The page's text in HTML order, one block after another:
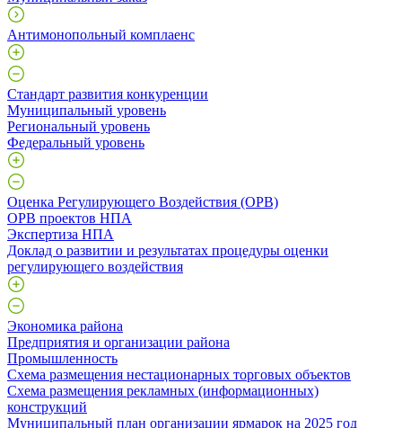
Антимонопольный комплаенс
Стандарт развития конкуренции
Муниципальный уровень
Региональный уровень
Федеральный уровень
Оценка Регулирующего Воздействия (ОРВ)
ОРВ проектов НПА
Экспертиза НПА
Доклад о развитии и результатах процедуры оценки
регулирующего воздействия
Экономика района
Предприятия и организации района
Промышленность
Схема размещения нестационарных торговых объектов
Схема размещения рекламных (информационных)
конструкций
Муниципальный план организации ярмарок на 2025 год